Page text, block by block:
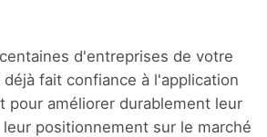
d'entreprises de votre
fait confiance à l'application
pour améliorer durablement leur
positionnement sur le marché